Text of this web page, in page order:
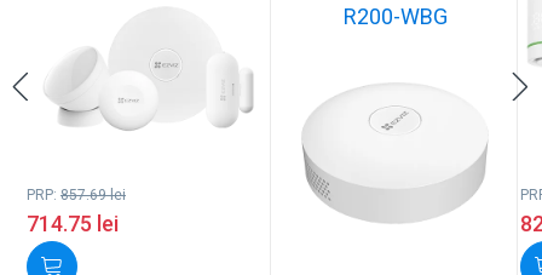
PRP: 857.69lei
714.75 lei
R200-WBG